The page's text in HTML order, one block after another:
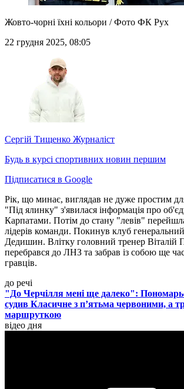
Жовто-чорні їхні кольори / Фото ФК Рух
22 грудня 2025, 08:05
Сергій Тищенко Журналіст
Будь в курсі спортивних новин першим
Підписатися в Google
Рік, що минає, виглядав не дуже простим
"Під ялинку" з'явилася інформація про
Карпатами. Потім до стану "левів"
лідерів команди. Покинув клуб
Дедишин. Влітку головний тренер Віталій
перебрався до ЛНЗ та забрав із собою ще
гравців.
до речі
"До Черчілля мені ще далеко":
судив Класичне з п’ятьма червоними, а
маршруткою
відео дня